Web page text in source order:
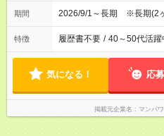
期間 2026/9/1～長期 ※長期(2
特徴 履歴書不要 / 40～50代活躍
気になる！ 応
掲載元企業名 マンパ